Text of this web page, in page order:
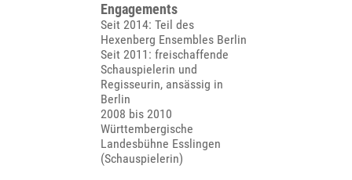
Engagements
Seit 2014: Teil des
Hexenberg Ensembles Berlin
Seit 2011: freischaffende
Schauspielerin und
Regisseurin, ansässig in
Berlin
2008 bis 2010
Württembergische
Landesbühne Esslingen
(Schauspielerin)